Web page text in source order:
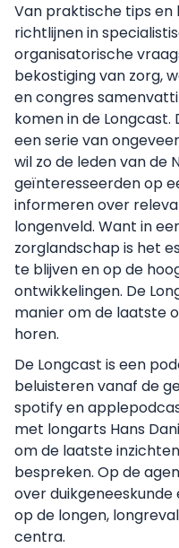
Van praktische tips
richtlijnen in
organisatorische
bekostiging van zorg,
en congres
komen in de Longcast.
een serie van
wil zo de leden van de
geïnteresseerden op
informeren over
longenveld. Want in
zorglandschap is het
te blijven en op de
ontwikkelingen. De
manier om de laatste
horen.
De Longcast is een
beluisteren vanaf de
spotify en
met longarts Hans
om de laatste
bespreken. Op de
over
op de longen,
centra.